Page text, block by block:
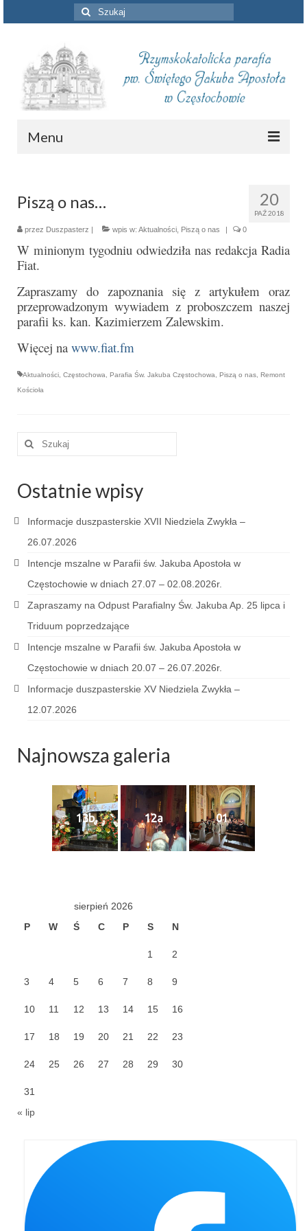
Szuklaj
w:
Menu
Intencje mszalne
Informacje duszpasterskie
Piszą o nas
Remont kościoła
Parafia
Historia
Duszpasterze
Vademecum
Wspólnoty parafialne
Niezbędnik Katolika
Kaplica Adoracji
e-Katolik
Nabożeństwa
Pogrzeb katolicki
Sakrament chrztu
Sakrament eucharystii
Sakrament bierzmowania
Sakrament pojednania
Sakrament kapłaństwa
Galerie 2025
Pożegnanie Ks. Mateusza 29.06.2025
Zakończenie Oktawy Bożego Ciała
20
PAŹ 2018
Piszą o nas…
przez Duszpasterz wpis w: Aktualności Piszą o nas 0
W minionym tygodniu odwiedziła nas redakcja Radia
Fiat.
Zapraszamy do zapoznania się z artykułem oraz
przeprowadzonym wywiadem z proboszczem naszej
parafii ks. kan. Kazimierzem Zalewskim.
Więcej na www.fiat.fm
Aktualności, Częstochowa, Parafia Św. Jakuba Częstochowa, Piszą o nas, Remont
Kościoła
Szuklaj
Ostatnie wpisy
Informacje duszpasterskie XVII Niedziela Zwykła –
26.07.2026
Intencje mszalne w Parafii św. Jakuba Apostoła w
Częstochowie w dniach 27.07 – 02.08.2026r.
Zapraszamy na Odpust Parafialny Św. Jakuba Ap. 25 lipca i
Triduum poprzedzające
Intencje mszalne w Parafii św. Jakuba Apostoła w
Częstochowie w dniach 20.07 – 26.07.2026r.
Informacje duszpasterskie XV Niedziela Zwykła –
12.07.2026
Najnowsza galeria
13b 12a 01
sierpień 2026
P
W Ś C P S N
1 2
3 4 5 6 7 8 9
10 11 12 13 14 15 16
17 18 19 20 21 22 23
24 25 26 27 28 29 30
31
« lip